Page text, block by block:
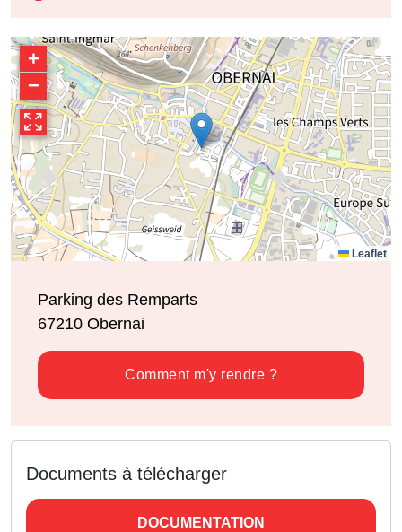
+
−
Leaflet
Parking des Remparts
67210 Obernai
Comment m'y rendre ?
Documents à télécharger
DOCUMENTATION